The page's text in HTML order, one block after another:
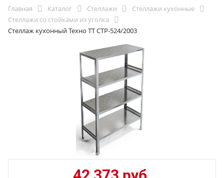
Главная Каталог Стеллажи
Стеллажи кухонные
Стеллажи со стойками из уголка
Стеллаж кухонный Техно ТТ СТР-524/2003